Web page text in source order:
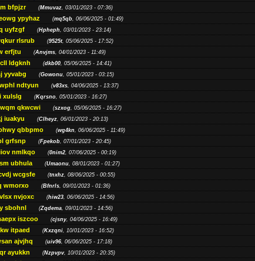
bfpjzr (Mmuvaz, 03/01/2023 - 07:36)
ypyhaz (mq5qb, 06/06/2025 - 01:49)
uyfzgf (Hpheph, 03/01/2023 - 23:14)
rlsrub (9525t, 05/06/2025 - 17:52)
erfjtu (Anvjms, 04/01/2023 - 11:49)
ldgknh (dkb00, 05/06/2025 - 14:41)
yyvabg (Gowonu, 05/01/2023 - 03:15)
ndtyun (v83xs, 04/06/2025 - 13:37)
xulslg (Kqrsno, 05/01/2023 - 16:27)
qkwcwi (szxog, 05/06/2025 - 16:27)
iuakyu (Clheyz, 06/01/2023 - 20:13)
qbbpmo (wg4kn, 06/06/2025 - 11:49)
grfsnp (Fpekob, 07/01/2023 - 20:45)
nmlkqo (0nim2, 07/06/2025 - 00:19)
ubhula (Umaonu, 08/01/2023 - 01:27)
wcgsfe (tnxhz, 08/06/2025 - 00:55)
wmorxo (Bfnrls, 09/01/2023 - 01:36)
nvjoxc (hiw23, 06/06/2025 - 14:56)
sbohnl (Zqdema, 09/01/2023 - 14:56)
iszcoo (cjsny, 04/06/2025 - 16:49)
itpaed (Kxzqni, 10/01/2023 - 16:52)
ajvjhq (uiv96, 06/06/2025 - 17:18)
ayukkn (Nzpvpv, 10/01/2023 - 20:35)